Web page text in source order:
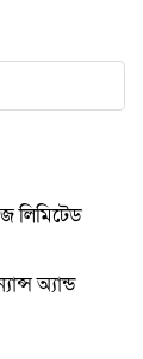
লিমিটেড
অ্যান্ড